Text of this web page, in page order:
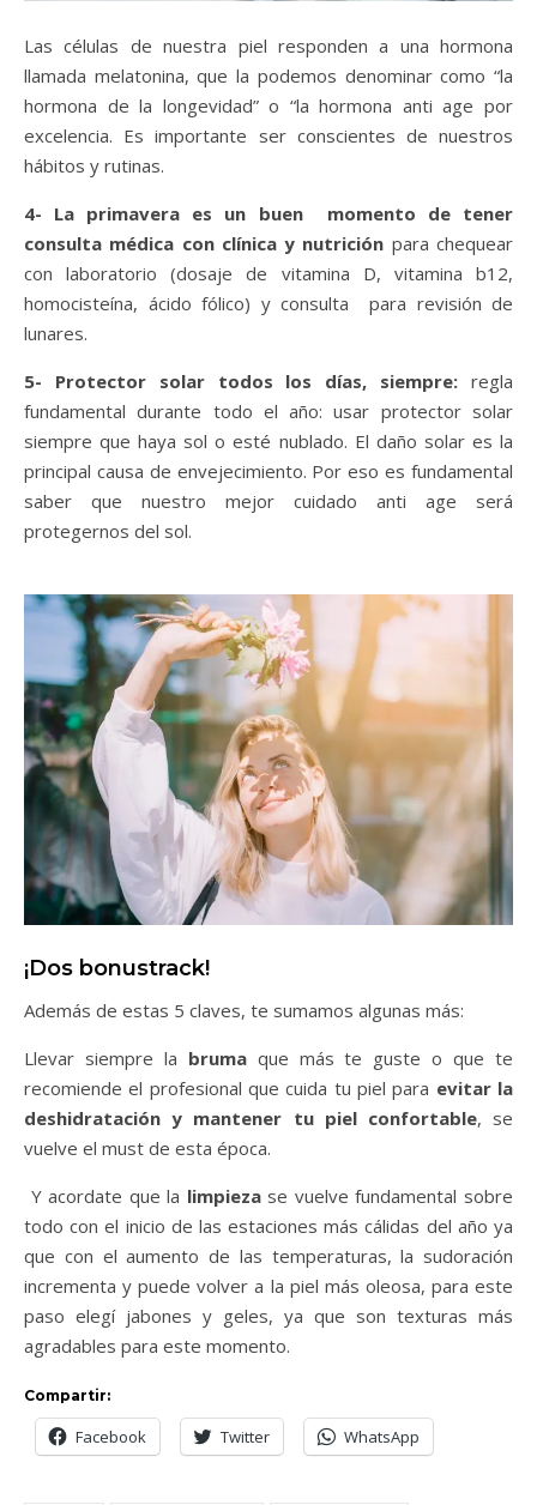
Las células de nuestra piel responden a una hormona
llamada melatonina, que la podemos denominar como “la
hormona de la longevidad” o “la hormona anti age por
excelencia. Es importante ser conscientes de nuestros
hábitos y rutinas.
4- La primavera es un buen momento de tener
consulta médica con clínica y nutrición para chequear
con laboratorio (dosaje de vitamina D, vitamina b12,
homocisteína, ácido fólico) y consulta para revisión de
lunares.
5- Protector solar todos los días, siempre: regla
fundamental durante todo el año: usar protector solar
siempre que haya sol o esté nublado. El daño solar es la
principal causa de envejecimiento. Por eso es fundamental
saber que nuestro mejor cuidado anti age será
protegernos del sol.
¡Dos bonustrack!
Además de estas 5 claves, te sumamos algunas más:
Llevar siempre la bruma que más te guste o que te
recomiende el profesional que cuida tu piel para evitar la
deshidratación y mantener tu piel confortable, se
vuelve el must de esta época.
Y acordate que la limpieza se vuelve fundamental sobre
todo con el inicio de las estaciones más cálidas del año ya
que con el aumento de las temperaturas, la sudoración
incrementa y puede volver a la piel más oleosa, para este
paso elegí jabones y geles, ya que son texturas más
agradables para este momento.
Compartir:
Facebook Twitter WhatsApp